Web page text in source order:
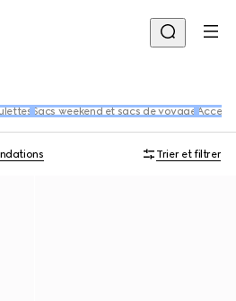
Sacs weekend et sacs de voyage
Trier et filtrer